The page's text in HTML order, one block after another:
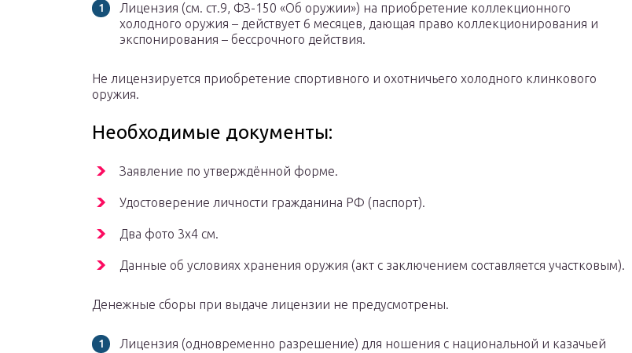
Лицензия (см. ст.9, ФЗ-150 «Об оружии») на приобретение коллекционного
холодного оружия – действует 6 месяцев, дающая право коллекционирования и
экспонирования – бессрочного действия.
Не лицензируется приобретение спортивного и охотничьего холодного клинкового
оружия.
Необходимые документы:
Заявление по утверждённой форме.
Удостоверение личности гражданина РФ (паспорт).
Два фото 3х4 см.
Данные об условиях хранения оружия (акт с заключением составляется участковым).
Денежные сборы при выдаче лицензии не предусмотрены.
Лицензия (одновременно разрешение) для ношения с национальной и казачьей